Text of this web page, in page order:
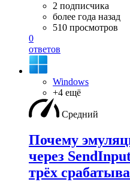
2 подписчика
более года назад
510 просмотров
0
ответов
Windows
+4 ещё
Средний
Почему
через
трёх